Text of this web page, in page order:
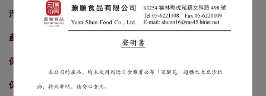
淨重：500g/包X12包
產地：台灣
保存期限：1年
保存方式：避免陽光直射及高溫潮濕